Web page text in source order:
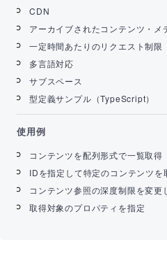
CDN
アーカイブされたコンテンツ・メ
一定時間あたりのリクエスト制限
多言語対応
サブスペース
型定義サンプル（TypeScript）
使用例
コンテンツを配列形式で一覧取得
IDを指定して特定のコンテンツを
コンテンツ参照の深度制限を変更
取得対象のプロパティを指定